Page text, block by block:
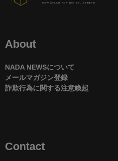
About
NADA NEWSについて
メールマガジン登録
詐欺行為に関する注意喚起
Contact